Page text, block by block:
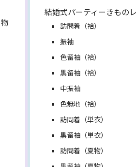
結婚式パーティーきもの
訪問着（袷）
振袖
色留袖（袷）
黒留袖（袷）
中振袖
色無地（袷）
訪問着（単衣）
黒留袖（単衣）
訪問着（夏物）